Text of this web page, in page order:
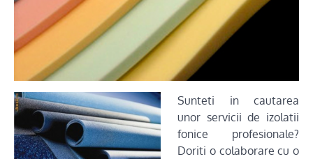
Sunteti in cautarea
unor servicii de izolatii
fonice profesionale?
Doriti o colaborare cu o